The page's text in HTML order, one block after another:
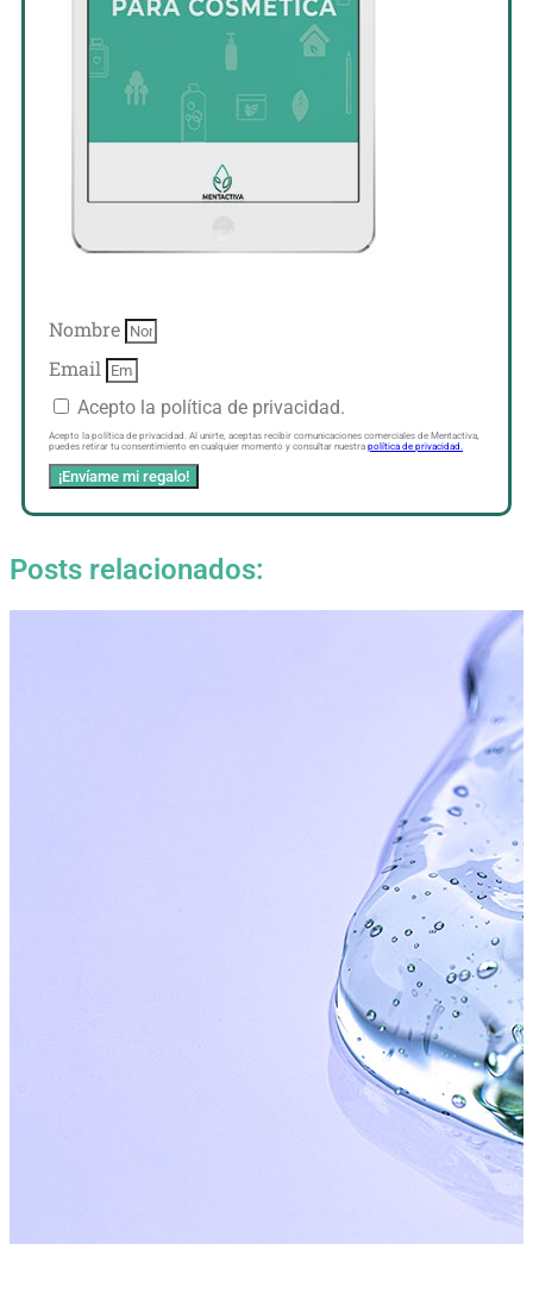
Nombre
Email
Acepto la política de privacidad.
Acepto la política de privacidad. Al unirte, aceptas recibir comunicaciones comerciales de Mentactiva,
puedes retirar tu consentimiento en cualquier momento y consultar nuestra política de privacidad.
¡Envíame mi regalo!
Posts relacionados: